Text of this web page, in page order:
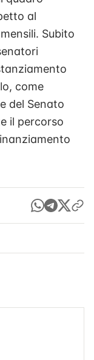
al
Subito
come
del Senato
il percorso